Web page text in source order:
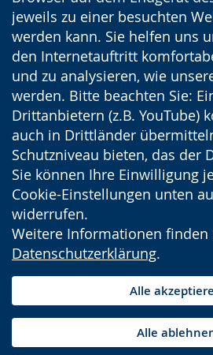
jeweils zu einer besuchten
werden kann. Sie helfen uns
den Internetauftritt
und zu analysieren, wie
werden. Bitte beachten Sie:
Drittanbietern (z.B. YouTube)
auch in Drittländer
Schutzniveau bieten, das der
Sie können Ihre Einwilligung
Cookie-Einstellungen unten
widerrufen.
Weitere Informationen finden
Datenschutzerklärung.
Alle
Alle